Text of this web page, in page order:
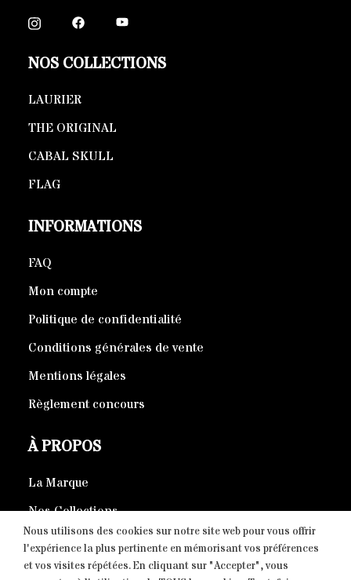
NOS COLLECTIONS
LAURIER
THE ORIGINAL
CABAL SKULL
FLAG
INFORMATIONS
FAQ
Mon compte
Politique de confidentialité
Conditions générales de vente
Mentions légales
Règlement concours
À PROPOS
La Marque
Nos Collections
Produits éco-responsables
Nous utilisons des cookies sur notre site web pour vous offrir
l'expérience la plus pertinente en mémorisant vos préférences
et vos visites répétées. En cliquant sur "Accepter", vous